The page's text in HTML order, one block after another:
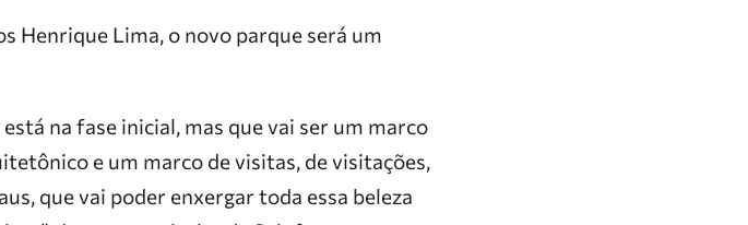
Henrique Lima, o novo parque será um
na fase inicial, mas que vai ser um marco
e um marco de visitas, de visitações,
que vai poder enxergar toda essa beleza